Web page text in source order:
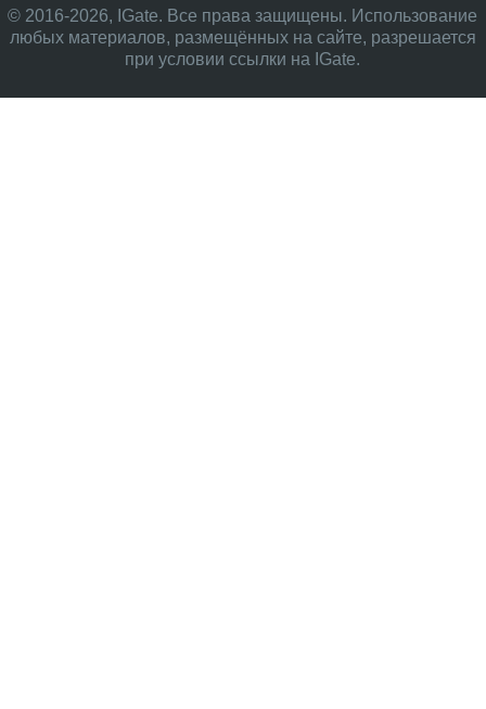
© 2016-2026, IGate. Все права защищены. Использование
любых материалов, размещённых на сайте, разрешается
при условии ссылки на IGate.